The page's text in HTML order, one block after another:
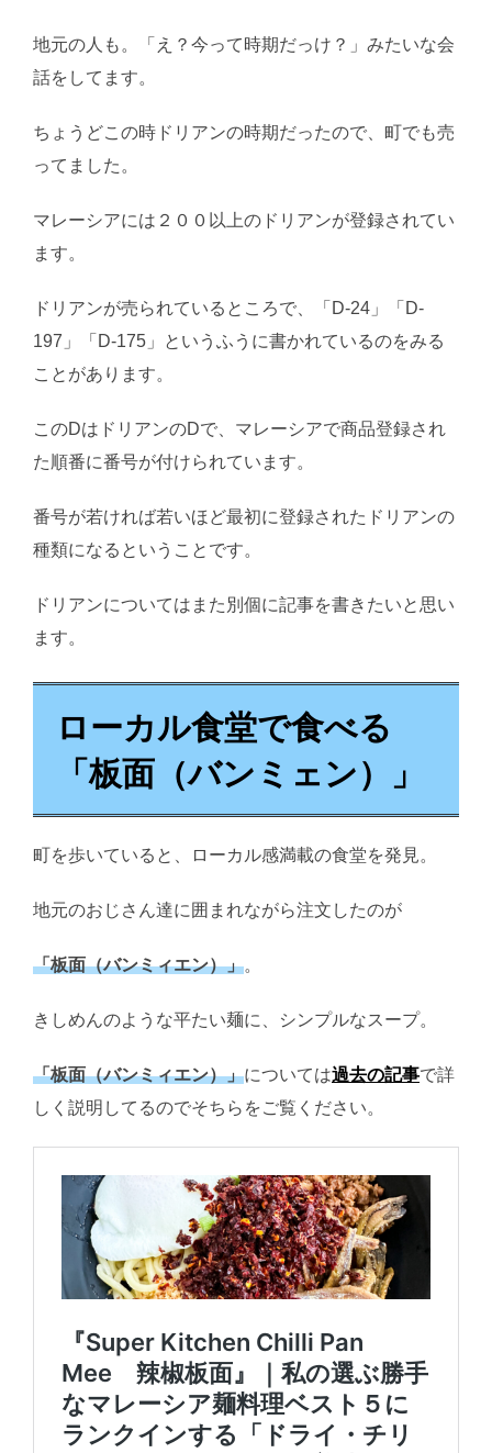
地元の人も。「え？今って時期だっけ？」みたいな会
話をしてます。
ちょうどこの時ドリアンの時期だったので、町でも売
ってました。
マレーシアには２００以上のドリアンが登録されてい
ます。
ドリアンが売られているところで、「D-24」「D-
197」「D-175」というふうに書かれているのをみる
ことがあります。
このDはドリアンのDで、マレーシアで商品登録され
た順番に番号が付けられています。
番号が若ければ若いほど最初に登録されたドリアンの
種類になるということです。
ドリアンについてはまた別個に記事を書きたいと思い
ます。
ローカル食堂で食べる
「板面（バンミェン）」
町を歩いていると、ローカル感満載の食堂を発見。
地元のおじさん達に囲まれながら注文したのが
「板面（バンミィエン）」。
きしめんのような平たい麺に、シンプルなスープ。
「板面（バンミィエン）」については過去の記事で詳
しく説明してるのでそちらをご覧ください。